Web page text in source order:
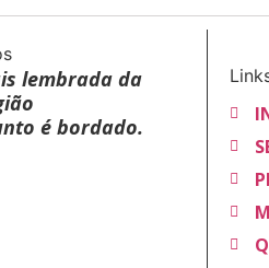
lembrada da
é bordado.